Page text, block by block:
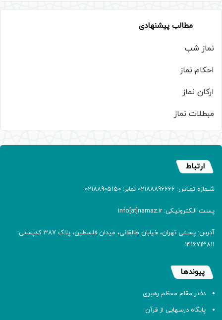
مطالب پیشنهادی
نماز شب
احکام نماز
ارکان نماز
مبطلات نماز
ارتباط
شـماره تمـاس: 02188896666 نمابر: 02188905150
پسـت الـکترونیـکی: info[at]namaz.ir
آدرس: پسـتی تهران، خیابان طالقانی، میدان فلسطین، پلاک 387 کدپستی:
۱۴۱۶۷۱۳۸۱۱
پیوندها
دفتر مقام معظم رهبری
پایگاه درسهایی از قرآن